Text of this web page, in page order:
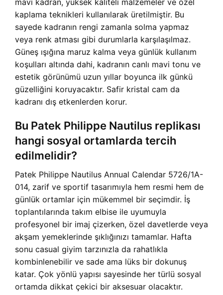
mavi kadran, yüksek kaliteli malzemeler ve özel
kaplama teknikleri kullanılarak üretilmiştir. Bu
sayede kadranın rengi zamanla solma yapmaz
veya renk atması gibi durumlarla karşılaşılmaz.
Güneş ışığına maruz kalma veya günlük kullanım
koşulları altında dahi, kadranın canlı mavi tonu ve
estetik görünümü uzun yıllar boyunca ilk günkü
güzelliğini koruyacaktır. Safir kristal cam da
kadranı dış etkenlerden korur.
Bu Patek Philippe Nautilus replikası
hangi sosyal ortamlarda tercih
edilmelidir?
Patek Philippe Nautilus Annual Calendar 5726/1A-
014, zarif ve sportif tasarımıyla hem resmi hem de
günlük ortamlar için mükemmel bir seçimdir. İş
toplantılarında takım elbise ile uyumuyla
profesyonel bir imaj çizerken, özel davetlerde veya
akşam yemeklerinde şıklığınızı tamamlar. Hafta
sonu casual giyim tarzınızla da rahatlıkla
kombinlenebilir ve sade ama lüks bir dokunuş
katar. Çok yönlü yapısı sayesinde her türlü sosyal
ortamda dikkat çekici bir aksesuar olacaktır.